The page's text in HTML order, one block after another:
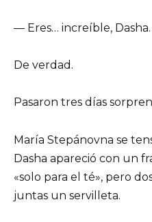
— Eres… increíble, Dasha.
De verdad.
Pasaron tres días
María Stepánovna se
Dasha apareció con un
«solo para el té», pero
juntas un servilleta.